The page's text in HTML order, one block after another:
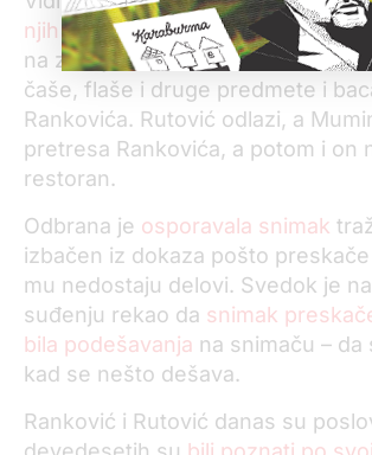
njih i nekoliko puta puca
u
na zemlju. Rutović zatim sa stola
čaše, flaše i druge predmete i
Rankovića. Rutović odlazi, a
pretresa Rankovića, a potom i on
restoran.
Odbrana je osporavala snimak
izbačen iz dokaza pošto
mu nedostaju delovi. Svedok je
suđenju rekao da snimak
bila podešavanja na snimaču – da
kad se nešto dešava.
Ranković i Rutović danas su